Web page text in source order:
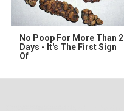
No Poop For More Than 2
Days - It's The First Sign
Of